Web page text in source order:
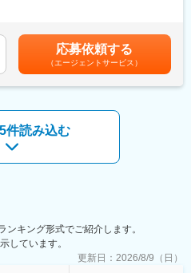
全業務
備の運転、保守管理業務
ット7名）
、分析用濾紙の国内シェア80％以上
ドを確かなものにしている当社。目に
岐にわたるため、景気に左右されに
。働き方においても、月残業20h
の福利厚生も充実しています。
務
た表記です。応募依頼する
（エージェントサービス）
件読み込む
キング形式でご紹介します。
しています。
更新日： 2026/8/9（日）